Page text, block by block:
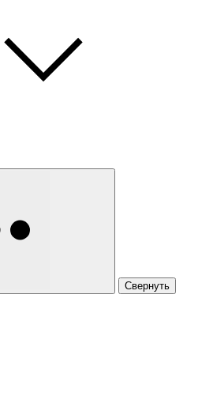
Свернуть